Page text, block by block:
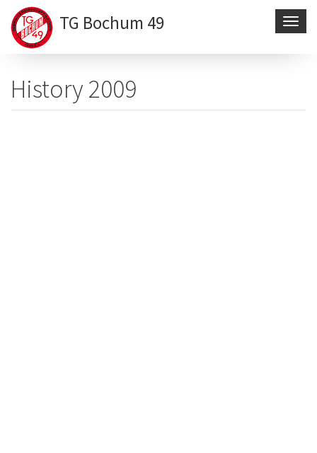
Inhalt
TG Bochum 49
History 2009